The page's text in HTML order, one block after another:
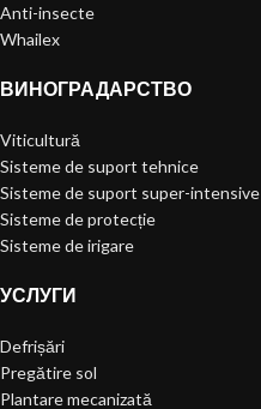
Anti-insecte
Whailex
ВИНОГРАДАРСТВО
Viticultură
Sisteme de suport tehnice
Sisteme de suport super-intensive
Sisteme de protecție
Sisteme de irigare
УСЛУГИ
Defrișări
Pregătire sol
Plantare mecanizată